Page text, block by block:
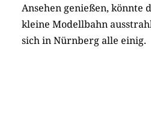
Ansehen genießen, könnte
kleine Modellbahn
sich in Nürnberg alle einig.